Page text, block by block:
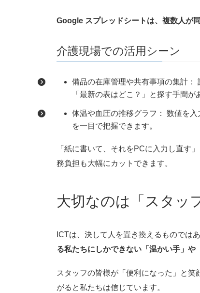
Google スプレッドシートは、複数人が
介護現場での活用シーン
備品の在庫管理や共有事項の集計：
「最新の表はどこ？」と探す手間が
体温や血圧の推移グラフ： 数値を
を一目で把握できます。
「紙に書いて、それをPCに入力し直す
務負担も大幅にカットできます。
大切なのは「スタッ
ICTは、決して人を置き換えるものでは
る私たちにしかできない「温かい手」
スタッフの皆様が「便利になった」と
がると私たちは信じています。